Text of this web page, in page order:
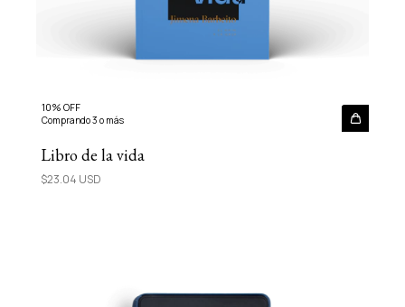
10% OFF
Comprando 3 o más
Libro de la vida
$23.04 USD